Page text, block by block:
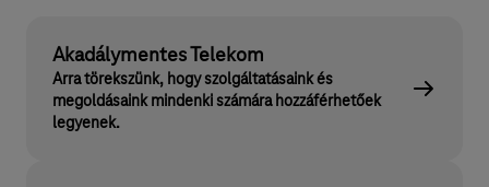
Akadálymentes Telekom
Arra törekszünk, hogy szolgáltatásaink és
megoldásaink mindenki számára hozzáférhetőek
legyenek.